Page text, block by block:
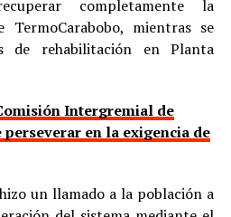
completamente la
TermoCarabobo, mientras se
de rehabilitación en Planta
Intergremial de
en la exigencia de
un llamado a la población a